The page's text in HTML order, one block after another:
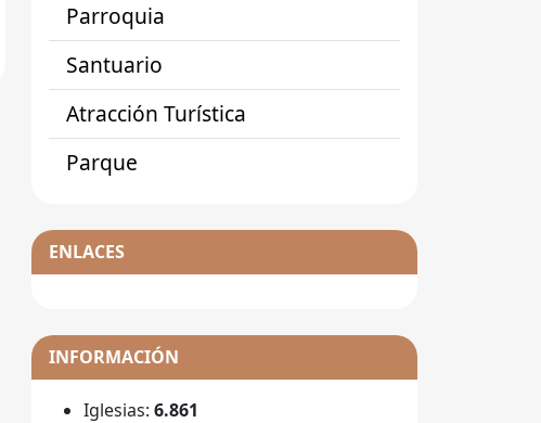
Parroquia
Santuario
Atracción Turística
Parque
ENLACES
INFORMACIÓN
Iglesias: 6.861